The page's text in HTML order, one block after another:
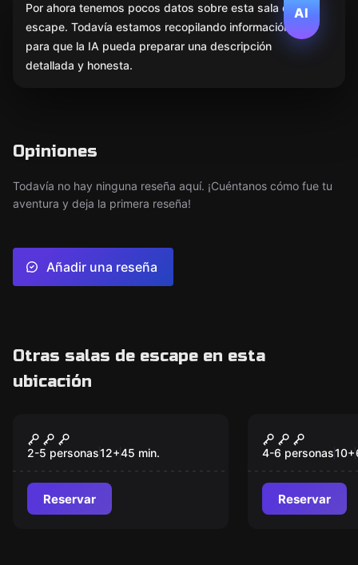
AI
Por ahora tenemos pocos datos sobre esta sala de
escape. Todavía estamos recopilando información
para que la IA pueda preparar una descripción
detallada y honesta.
Opiniones
Todavía no hay ninguna reseña aquí. ¡Cuéntanos cómo fue tu
aventura y deja la primera reseña!
Añadir una reseña
Otras salas de escape en esta
ubicación
Balanc-E
2-5 personas12+45 min.
Reservar
Sabotage:
en Vivo
4-6 personas10+
Reservar